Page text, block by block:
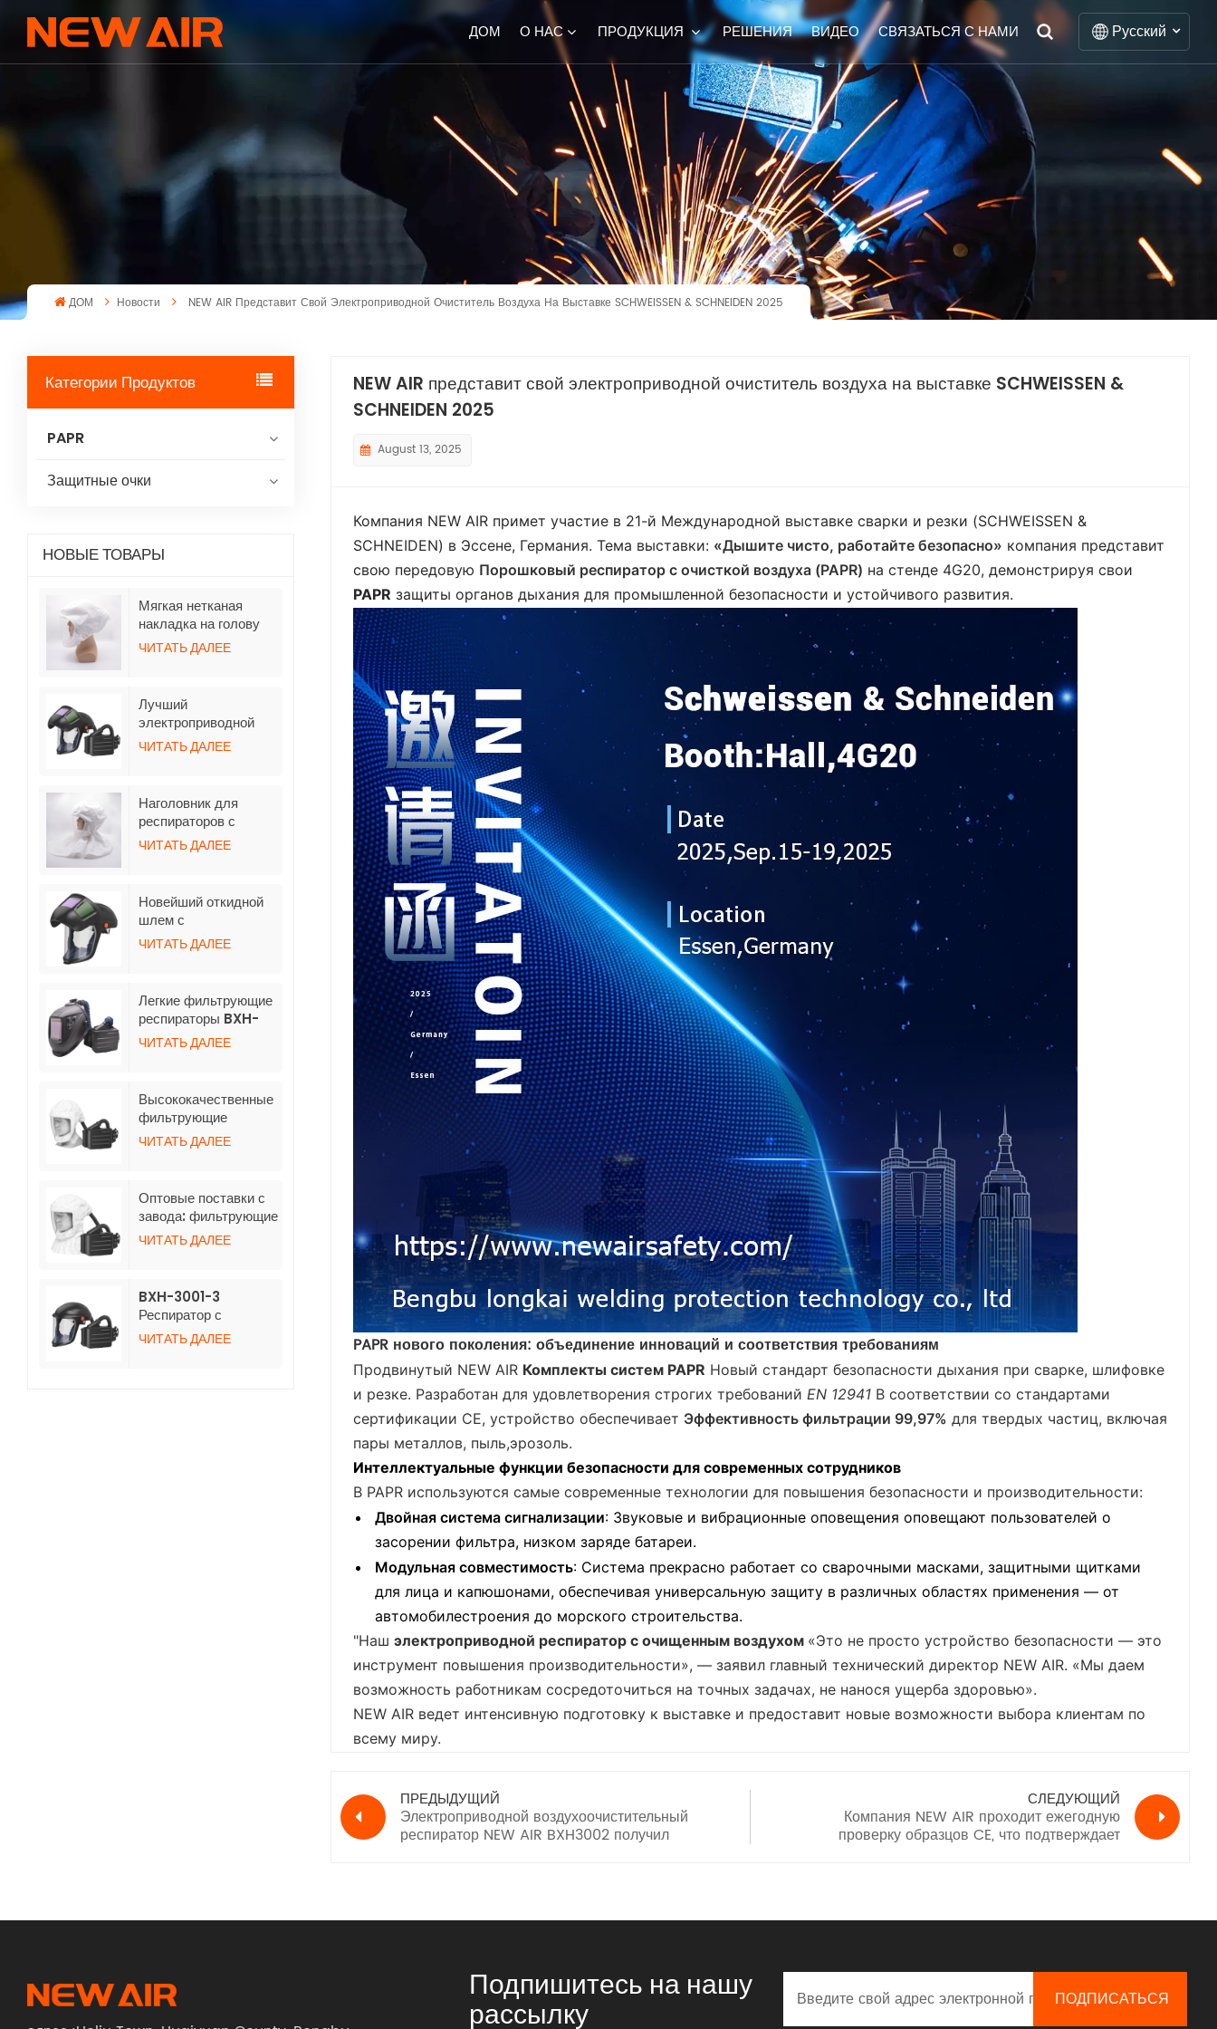
ДОМ О НАС ПРОДУКЦИЯ РЕШЕНИЯ ВИДЕО СВЯЗАТЬСЯ С НАМИ Русский
Español
ДОМ Новости NEW AIR Представит Свой Электроприводной Очиститель Воздуха На Выставке SCHWEISSEN & SCHNEIDEN 2025
Категории Продуктов
PAPR
Защитные очки
НОВЫЕ ТОВАРЫ
Мягкая нетканая
накладка на голову
для респираторов
подачей воздуха и
шлангом.
ЧИТАТЬ ДАЛЕЕ
Лучший
электроприводной
респиратор с
функцией очистки
шлемами с функцией
автоматического
затемнения
ЧИТАТЬ ДАЛЕЕ
Наголовник для
респираторов с
принудительной
подачей воздуха TH3
ЧИТАТЬ ДАЛЕЕ
Новейший откидной
шлем с
автоматическим
затемнением для
принудительной
очисткой воздуха
ЧИТАТЬ ДАЛЕЕ
Легкие фильтрующие
респираторы BXH-
3001 TH3 с
индивидуальным
сварочным шлемом
ЧИТАТЬ ДАЛЕЕ
Высококачественные
фильтрующие
респираторы BXH-
3001-5 с коротким
ЧИТАТЬ ДАЛЕЕ
Оптовые поставки с
завода: фильтрующие
респираторы BXH-
3001-4 с нетканым
ЧИТАТЬ ДАЛЕЕ
BXH-3001-3
Респиратор с
положительным
давлением воздуха и
ЧИТАТЬ ДАЛЕЕ
NEW AIR представит свой электроприводной очиститель воздуха на выставке SCHWEISSEN &
SCHNEIDEN 2025
August 13, 2025
Компания NEW AIR примет участие в 21-й Международной выставке сварки и резки (SCHWEISSEN &
SCHNEIDEN) в Эссене, Германия. Тема выставки: «Дышите чисто, работайте безопасно» компания представит
свою передовую Порошковый респиратор с очисткой воздуха (PAPR) на стенде 4G20, демонстрируя свои
PAPR защиты органов дыхания для промышленной безопасности и устойчивого развития.
PAPR нового поколения: объединение инноваций и соответствия требованиям
Продвинутый NEW AIR Комплекты систем PAPR Новый стандарт безопасности дыхания при сварке, шлифовке
и резке. Разработан для удовлетворения строгих требований EN 12941 В соответствии со стандартами
сертификации CE, устройство обеспечивает Эффективность фильтрации 99,97% для твердых частиц, включая
пары металлов, пыль,эрозоль.
Интеллектуальные функции безопасности для современных сотрудников
В PAPR используются самые современные технологии для повышения безопасности и производительности:
Двойная система сигнализации: Звуковые и вибрационные оповещения оповещают пользователей о
засорении фильтра, низком заряде батареи.
Модульная совместимость: Система прекрасно работает со сварочными масками, защитными щитками
для лица и капюшонами, обеспечивая универсальную защиту в различных областях применения — от
автомобилестроения до морского строительства.
"Наш электроприводной респиратор с очищенным воздухом «Это не просто устройство безопасности — это
инструмент повышения производительности», — заявил главный технический директор NEW AIR. «Мы даем
возможность работникам сосредоточиться на точных задачах, не нанося ущерба здоровью».
NEW AIR ведет интенсивную подготовку к выставке и предоставит новые возможности выбора клиентам по
всему миру.
ПРЕДЫДУЩИЙ
Электроприводной воздухоочистительный
респиратор NEW AIR BXH3002 получил
СЛЕДУЮЩИЙ
Компания NEW AIR проходит ежегодную
проверку образцов CE, что подтверждает
Подпишитесь на нашу
рассылку